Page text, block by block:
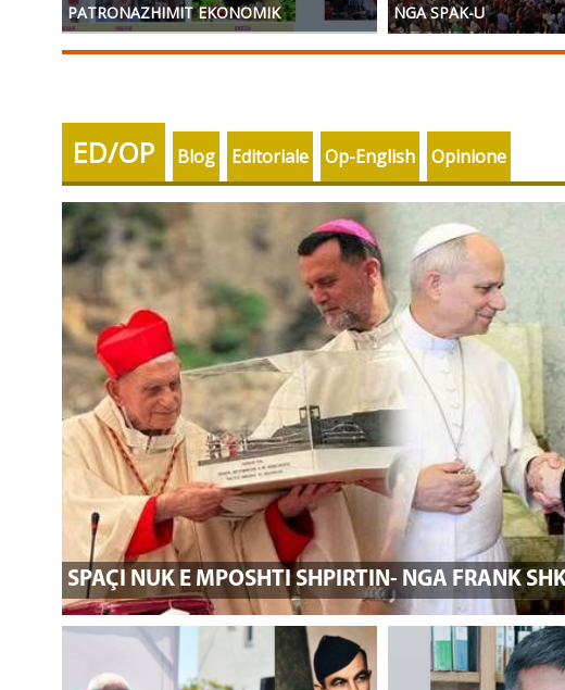
PATRONAZHIMIT EKONOMIK
NGA SPAK-U
ED/OP Blog Editoriale Op-English Opinione
SPAÇI NUK E MPOSHTI SHPIRTIN- NGA FRANK